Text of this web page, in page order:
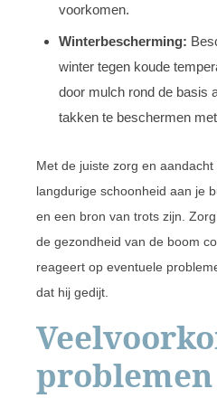
voorkomen.
Winterbescherming:
winter tegen koude
door mulch rond de basis
takken te beschermen
Met de juiste zorg en
langdurige schoonheid aan je
en een bron van trots zijn.
de gezondheid van de boom
reageert op eventuele
dat hij gedijt.